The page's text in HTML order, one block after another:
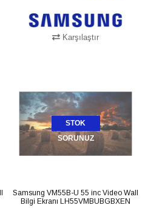
Karşılaştır
STOK
SORUNUZ
Samsung VM55B-U 55 inc Video Wall
Bilgi Ekranı LH55VMBUBGBXEN